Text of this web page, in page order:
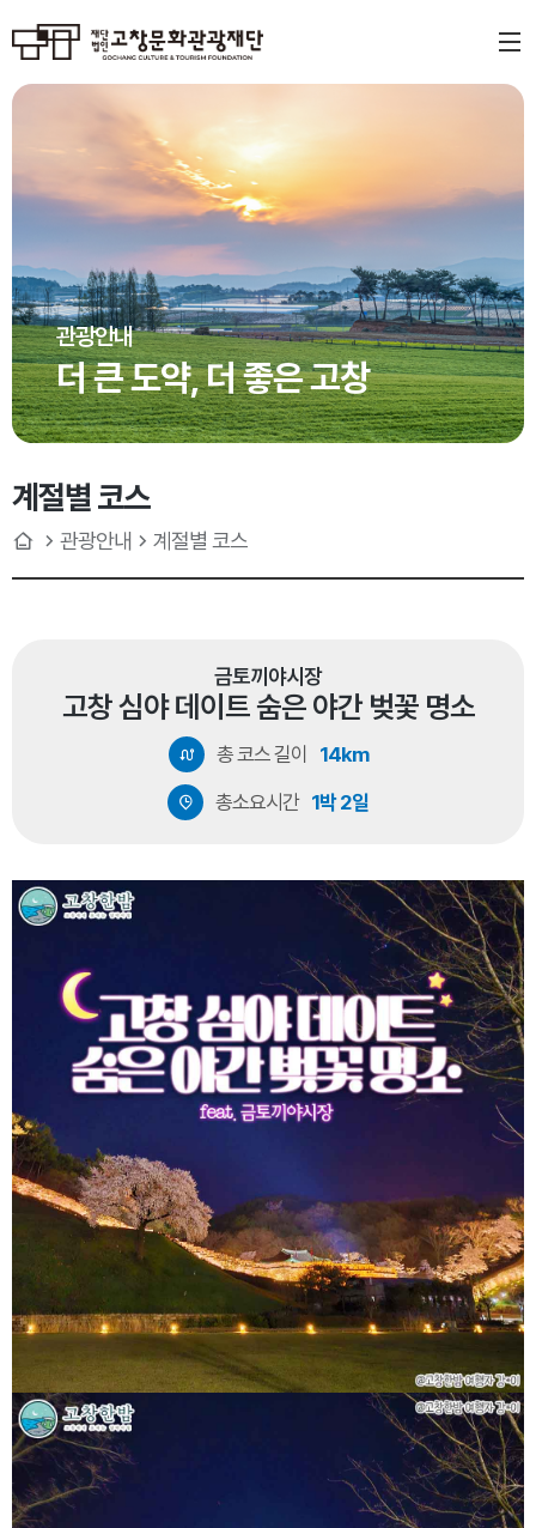
관광안내
더 큰 도약, 더 좋은 고창
계절별 코스
관광안내 계절별 코스
금토끼야시장
고창 심야 데이트 숨은 야간 벚꽃 명소
총 코스 길이
14km
총소요시간 1박 2일